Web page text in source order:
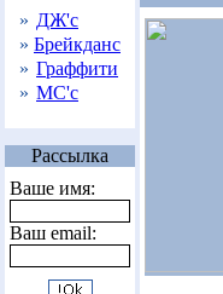
» ДЖ'с
» Брейкданс
» Граффити
» МС'с
Рассылка
Ваше имя:
Ваш email: